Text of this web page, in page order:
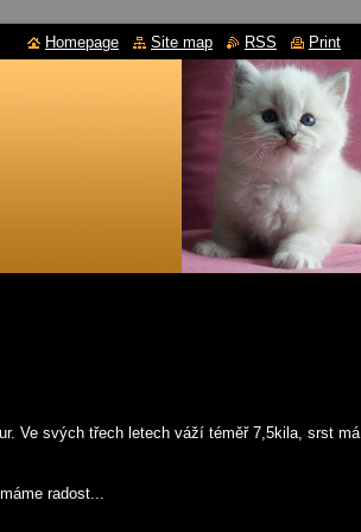
Ve svých třech letech váží téměř 7,5kila, srst má
radost...
Homepage Site map RSS Print